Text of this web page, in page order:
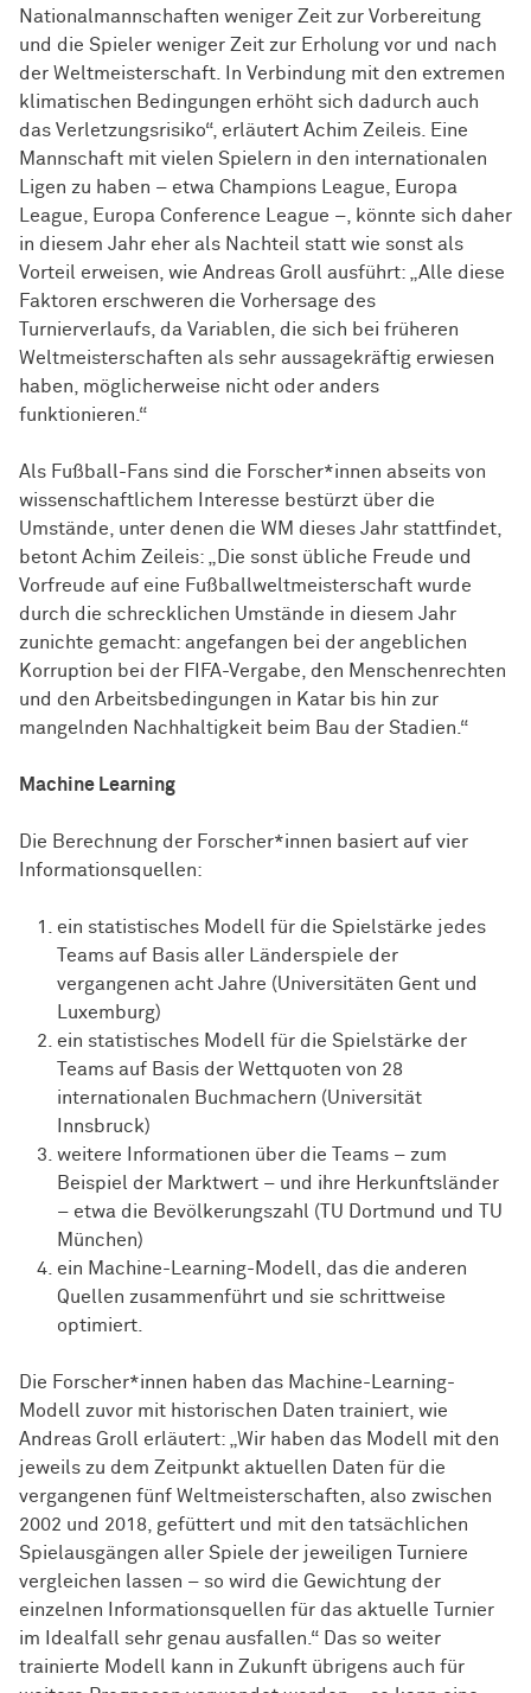
Nationalmannschaften weniger Zeit zur Vorbereitung
und die Spieler weniger Zeit zur Erholung vor und nach
der Weltmeisterschaft. In Verbindung mit den extremen
klimatischen Bedingungen erhöht sich dadurch auch
das Verletzungsrisiko“, erläutert Achim Zeileis. Eine
Mannschaft mit vielen Spielern in den internationalen
Ligen zu haben – etwa Champions League, Europa
League, Europa Conference League –, könnte sich daher
in diesem Jahr eher als Nachteil statt wie sonst als
Vorteil erweisen, wie Andreas Groll ausführt: „Alle diese
Faktoren erschweren die Vorhersage des
Turnierverlaufs, da Variablen, die sich bei früheren
Weltmeisterschaften als sehr aussagekräftig erwiesen
haben, möglicherweise nicht oder anders
funktionieren.“
Als Fußball-Fans sind die Forscher*innen abseits von
wissenschaftlichem Interesse bestürzt über die
Umstände, unter denen die WM dieses Jahr stattfindet,
betont Achim Zeileis: „Die sonst übliche Freude und
Vorfreude auf eine Fußballweltmeisterschaft wurde
durch die schrecklichen Umstände in diesem Jahr
zunichte gemacht: angefangen bei der angeblichen
Korruption bei der FIFA-Vergabe, den Menschenrechten
und den Arbeitsbedingungen in Katar bis hin zur
mangelnden Nachhaltigkeit beim Bau der Stadien.“
Machine Learning
Die Berechnung der Forscher*innen basiert auf vier
Informationsquellen:
ein statistisches Modell für die Spielstärke jedes
Teams auf Basis aller Länderspiele der
vergangenen acht Jahre (Universitäten Gent und
Luxemburg)
ein statistisches Modell für die Spielstärke der
Teams auf Basis der Wettquoten von 28
internationalen Buchmachern (Universität
Innsbruck)
weitere Informationen über die Teams – zum
Beispiel der Marktwert – und ihre Herkunftsländer
– etwa die Bevölkerungszahl (TU Dortmund und TU
München)
ein Machine-Learning-Modell, das die anderen
Quellen zusammenführt und sie schrittweise
optimiert.
Die Forscher*innen haben das Machine-Learning-
Modell zuvor mit historischen Daten trainiert, wie
Andreas Groll erläutert: „Wir haben das Modell mit den
jeweils zu dem Zeitpunkt aktuellen Daten für die
vergangenen fünf Weltmeisterschaften, also zwischen
2002 und 2018, gefüttert und mit den tatsächlichen
Spielausgängen aller Spiele der jeweiligen Turniere
vergleichen lassen – so wird die Gewichtung der
einzelnen Informationsquellen für das aktuelle Turnier
im Idealfall sehr genau ausfallen.“ Das so weiter
trainierte Modell kann in Zukunft übrigens auch für